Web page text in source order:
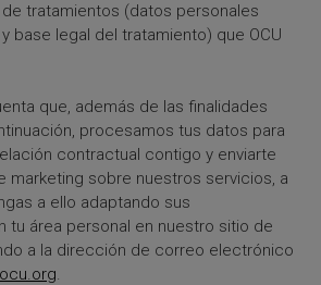
tratamientos (datos personales
base legal del tratamiento) que OCU
que, además de las finalidades
procesamos tus datos para
contractual contigo y enviarte
marketing sobre nuestros servicios, a
a ello adaptando sus
tu área personal en nuestro sitio de
a la dirección de correo electrónico
.